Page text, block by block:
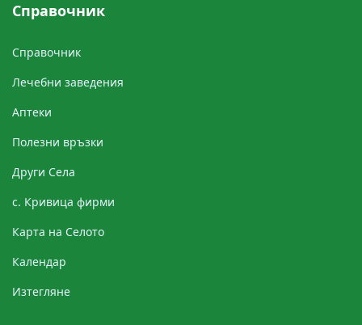
Справочник
Справочник
Лечебни заведения
Аптеки
Полезни връзки
Други Cела
с. Кривица фирми
Картa на Селото
Календар
Изтегляне